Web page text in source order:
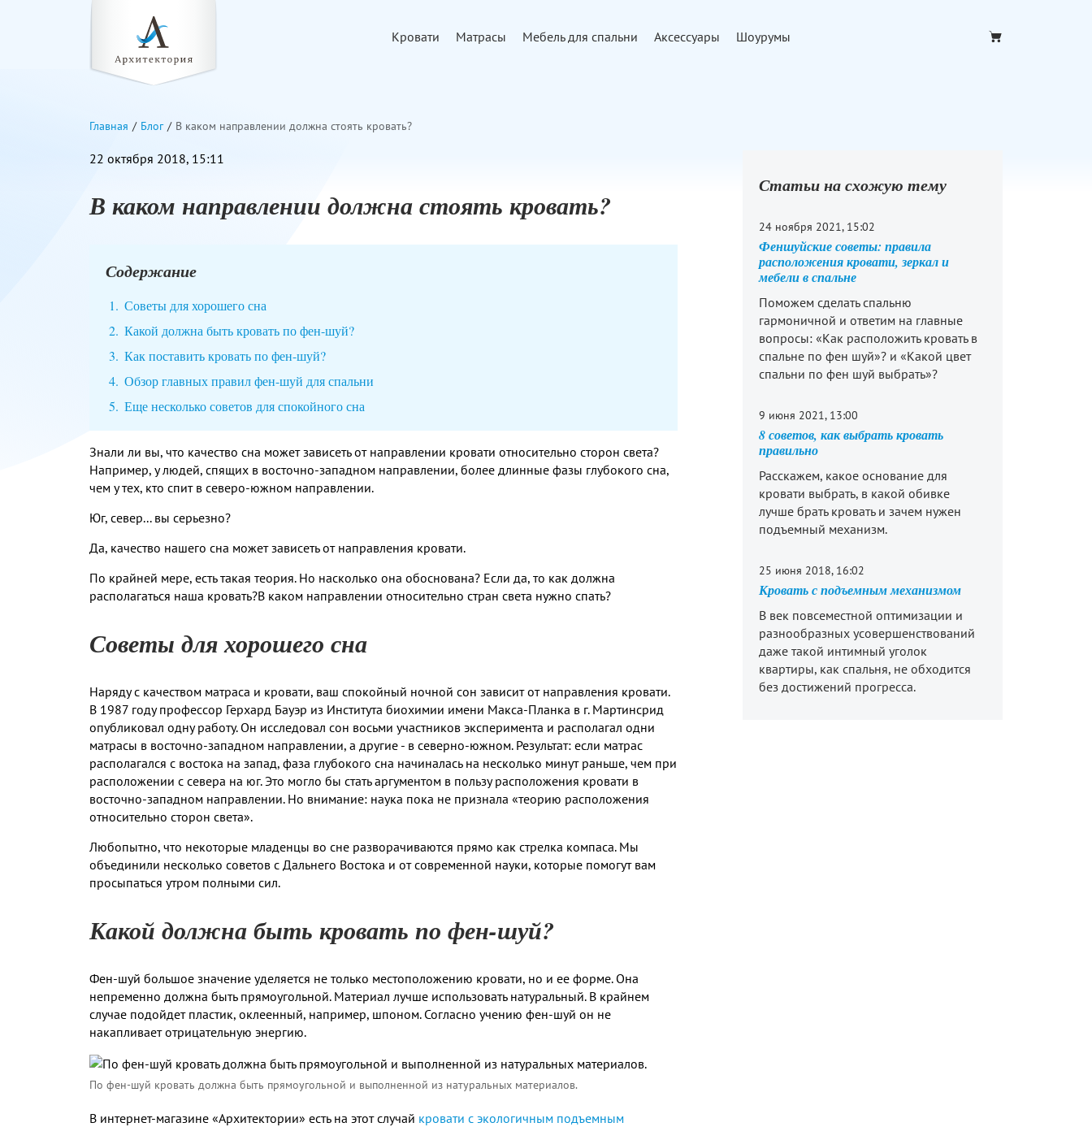
Кровати Матрасы Мебель для спальни Аксессуары Шоурумы
Главная Блог В каком направлении должна стоять кровать?
22 октября 2018, 15:11
В каком направлении должна стоять кровать?
Содержание
Советы для хорошего сна
Какой должна быть кровать по фен-шуй?
Как поставить кровать по фен-шуй?
Обзор главных правил фен-шуй для спальни
Еще несколько советов для спокойного сна
Знали ли вы, что качество сна может зависеть от направлении кровати относительно сторон света?
Например, у людей, спящих в восточно-западном направлении, более длинные фазы глубокого сна,
чем у тех, кто спит в северо-южном направлении.
Юг, север... вы серьезно?
Да, качество нашего сна может зависеть от направления кровати.
По крайней мере, есть такая теория. Но насколько она обоснована? Если да, то как должна
располагаться наша кровать?В каком направлении относительно стран света нужно спать?
Советы для хорошего сна
Наряду с качеством матраса и кровати, ваш спокойный ночной сон зависит от направления кровати.
В 1987 году профессор Герхард Бауэр из Института биохимии имени Макса-Планка в г. Мартинсрид
опубликовал одну работу. Он исследовал сон восьми участников эксперимента и располагал одни
матрасы в восточно-западном направлении, а другие - в северно-южном. Результат: если матрас
располагался с востока на запад, фаза глубокого сна начиналась на несколько минут раньше, чем при
расположении с севера на юг. Это могло бы стать аргументом в пользу расположения кровати в
восточно-западном направлении. Но внимание: наука пока не признала «теорию расположения
относительно сторон света».
Любопытно, что некоторые младенцы во сне разворачиваются прямо как стрелка компаса. Мы
объединили несколько советов с Дальнего Востока и от современной науки, которые помогут вам
просыпаться утром полными сил.
Какой должна быть кровать по фен-шуй?
Фен-шуй большое значение уделяется не только местоположению кровати, но и ее форме. Она
непременно должна быть прямоугольной. Материал лучше использовать натуральный. В крайнем
случае подойдет пластик, оклеенный, например, шпоном. Согласно учению фен-шуй он не
накапливает отрицательную энергию.
По фен-шуй кровать должна быть прямоугольной и выполненной из натуральных материалов.
В интернет-магазине «Архитектории» есть на этот случай кровати с экологичным подъемным
Статьи на схожую тему
24 ноября 2021, 15:02
Феншуйские советы: правила
расположения кровати, зеркал и
мебели в спальне
Поможем сделать спальню
гармоничной и ответим на главные
вопросы: «Как расположить кровать в
спальне по фен шуй»? и «Какой цвет
спальни по фен шуй выбрать»?
9 июня 2021, 13:00
8 советов, как выбрать кровать
правильно
Расскажем, какое основание для
кровати выбрать, в какой обивке
лучше брать кровать и зачем нужен
подъемный механизм.
25 июня 2018, 16:02
Кровать с подъемным механизмом
В век повсеместной оптимизации и
разнообразных усовершенствований
даже такой интимный уголок
квартиры, как спальня, не обходится
без достижений прогресса.